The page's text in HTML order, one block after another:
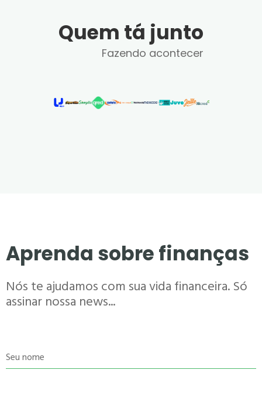
Quem tá junto
Fazendo acontecer
Aprenda sobre finanças
Nós te ajudamos com sua vida financeira. Só
assinar nossa news...
Seu nome